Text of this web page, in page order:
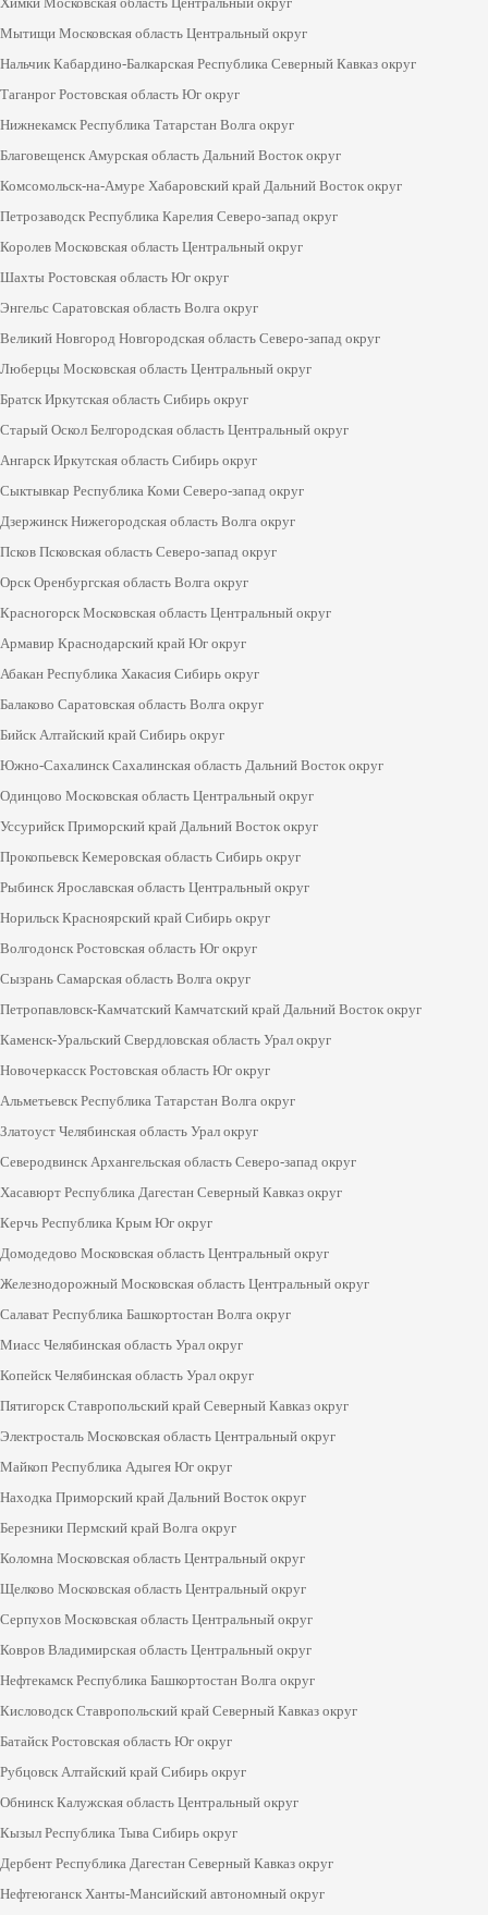
Мытищи Московская область Центральный округ
Нальчик Кабардино-Балкарская Республика Северный Кавказ округ
Таганрог Ростовская область Юг округ
Нижнекамск Республика Татарстан Волга округ
Благовещенск Амурская область Дальний Восток округ
Комсомольск-на-Амуре Хабаровский край Дальний Восток округ
Петрозаводск Республика Карелия Северо-запад округ
Королев Московская область Центральный округ
Шахты Ростовская область Юг округ
Энгельс Саратовская область Волга округ
Великий Новгород Новгородская область Северо-запад округ
Люберцы Московская область Центральный округ
Братск Иркутская область Сибирь округ
Старый Оскол Белгородская область Центральный округ
Ангарск Иркутская область Сибирь округ
Сыктывкар Республика Коми Северо-запад округ
Дзержинск Нижегородская область Волга округ
Псков Псковская область Северо-запад округ
Орск Оренбургская область Волга округ
Красногорск Московская область Центральный округ
Армавир Краснодарский край Юг округ
Абакан Республика Хакасия Сибирь округ
Балаково Саратовская область Волга округ
Бийск Алтайский край Сибирь округ
Южно-Сахалинск Сахалинская область Дальний Восток округ
Одинцово Московская область Центральный округ
Уссурийск Приморский край Дальний Восток округ
Прокопьевск Кемеровская область Сибирь округ
Рыбинск Ярославская область Центральный округ
Норильск Красноярский край Сибирь округ
Волгодонск Ростовская область Юг округ
Сызрань Самарская область Волга округ
Петропавловск-Камчатский Камчатский край Дальний Восток округ
Каменск-Уральский Свердловская область Урал округ
Новочеркасск Ростовская область Юг округ
Альметьевск Республика Татарстан Волга округ
Златоуст Челябинская область Урал округ
Северодвинск Архангельская область Северо-запад округ
Хасавюрт Республика Дагестан Северный Кавказ округ
Керчь Республика Крым Юг округ
Домодедово Московская область Центральный округ
Железнодорожный Московская область Центральный округ
Салават Республика Башкортостан Волга округ
Миасс Челябинская область Урал округ
Копейск Челябинская область Урал округ
Пятигорск Ставропольский край Северный Кавказ округ
Электросталь Московская область Центральный округ
Майкоп Республика Адыгея Юг округ
Находка Приморский край Дальний Восток округ
Березники Пермский край Волга округ
Коломна Московская область Центральный округ
Щелково Московская область Центральный округ
Серпухов Московская область Центральный округ
Ковров Владимирская область Центральный округ
Нефтекамск Республика Башкортостан Волга округ
Кисловодск Ставропольский край Северный Кавказ округ
Батайск Ростовская область Юг округ
Рубцовск Алтайский край Сибирь округ
Обнинск Калужская область Центральный округ
Кызыл Республика Тыва Сибирь округ
Дербент Республика Дагестан Северный Кавказ округ
Нефтеюганск Ханты-Мансийский автономный округ